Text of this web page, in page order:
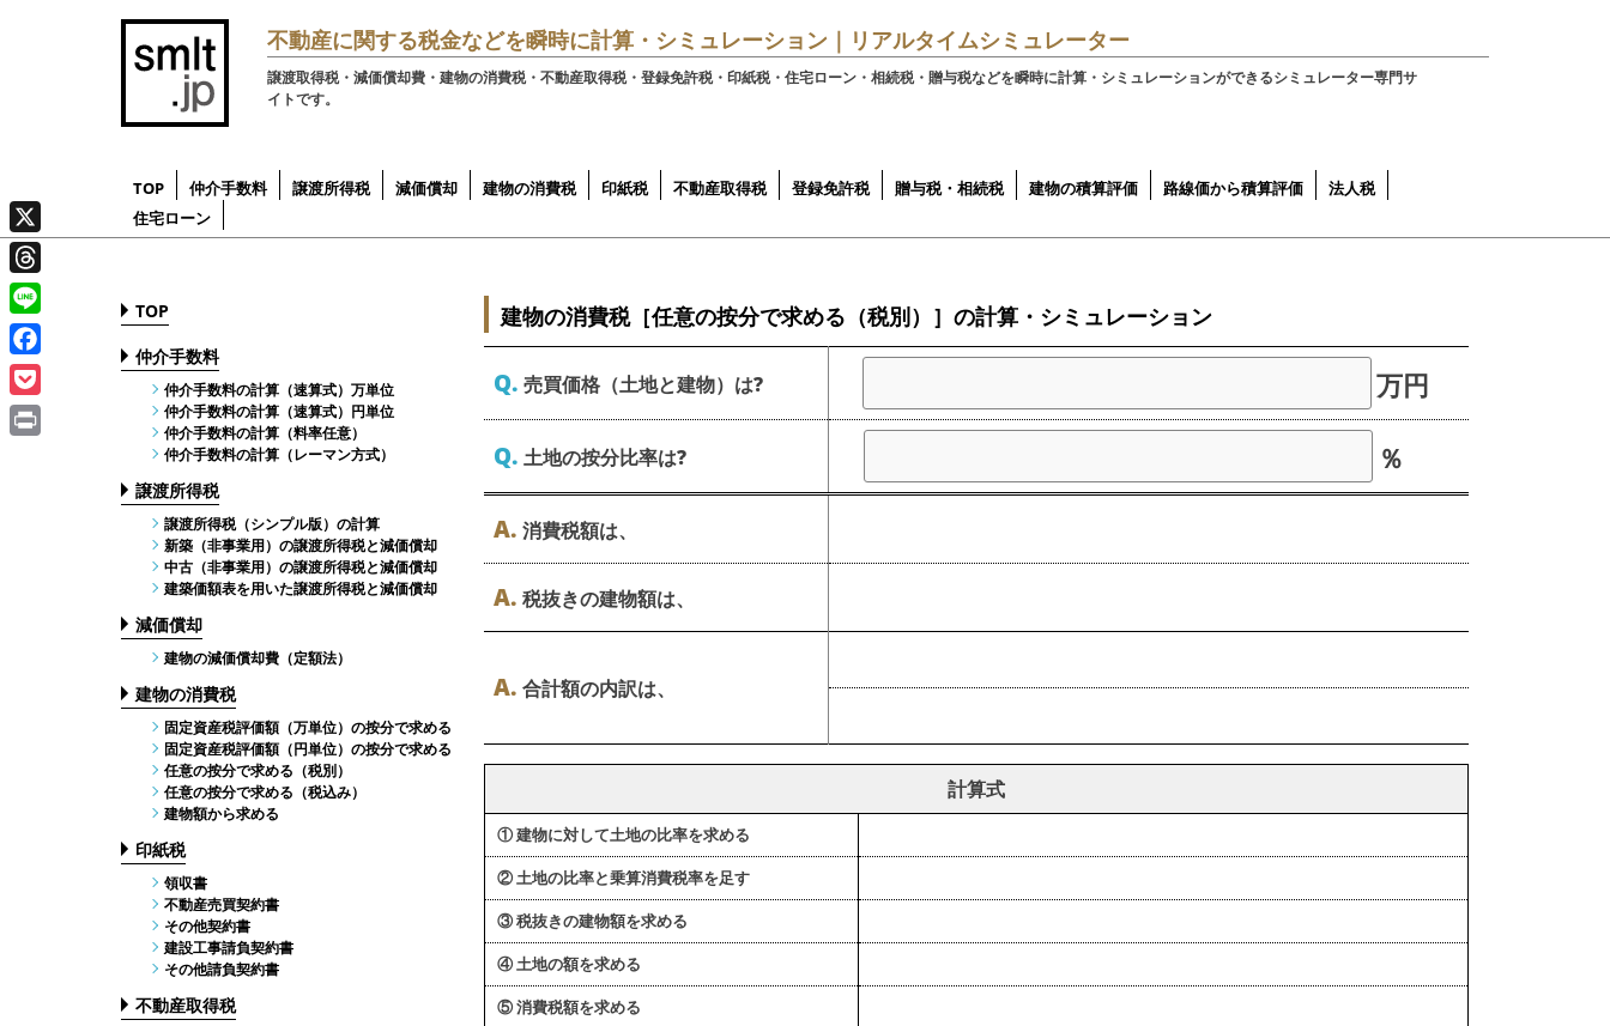
不動産に関する税金などを瞬時に計算・シミュレーション｜リアルタイムシミュレーター
譲渡取得税・減価償却費・建物の消費税・不動産取得税・登録免許税・印紙税・住宅ローン・相続税・贈与税などを瞬時に計算・シミュレーションができるシミュレーター専門サ
イトです。
TOP
仲介手数料
仲介手数料の計算（速算式）
万単位
仲介手数料の計算（速算式）
円単位
仲介手数料の計算（料率任
意）
仲介手数料の計算（レーマン
方式）
譲渡所得税
計算
税と減価償却
税と減価償却
表を用いた譲渡所得税と減価
減価償却
建物の消費税
の按分で求める
の按分で求める
み）
印紙税
不動産取得税
登録免許税
贈与税・相続税
建物の積算評価
別 再調達価格）
再調達価格）
価格計算用）
路線価から積算評価
法人税
業税〈ベータ版〉
住宅ローン
TOP
仲介手数料
仲介手数料の計算（速算式）万単位
仲介手数料の計算（速算式）円単位
仲介手数料の計算（料率任意）
仲介手数料の計算（レーマン方式）
譲渡所得税
譲渡所得税（シンプル版）の計算
新築（非事業用）の譲渡所得税と減価償却
中古（非事業用）の譲渡所得税と減価償却
建築価額表を用いた譲渡所得税と減価償却
減価償却
建物の減価償却費（定額法）
建物の消費税
固定資産税評価額（万単位）の按分で求める
固定資産税評価額（円単位）の按分で求める
任意の按分で求める（税別）
任意の按分で求める（税込み）
建物額から求める
印紙税
領収書
不動産売買契約書
その他契約書
建設工事請負契約書
その他請負契約書
不動産取得税
建物の消費税［任意の按分で求める（税別）］の計算・シミュレーション
Q. 売買価格（土地と建物）は? 万円
Q. 土地の按分比率は? ％
A. 消費税額は、
A. 税抜きの建物額は、
A. 合計額の内訳は、
計算式
① 建物に対して土地の比率を求める
② 土地の比率と乗算消費税率を足す
③ 税抜きの建物額を求める
④ 土地の額を求める
⑤ 消費税額を求める
X
Threads
Line
Facebook
Pocket